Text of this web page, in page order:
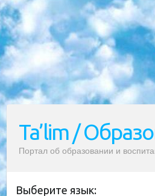
Ta’lim /
Портал об образовании и
Выберите язык: